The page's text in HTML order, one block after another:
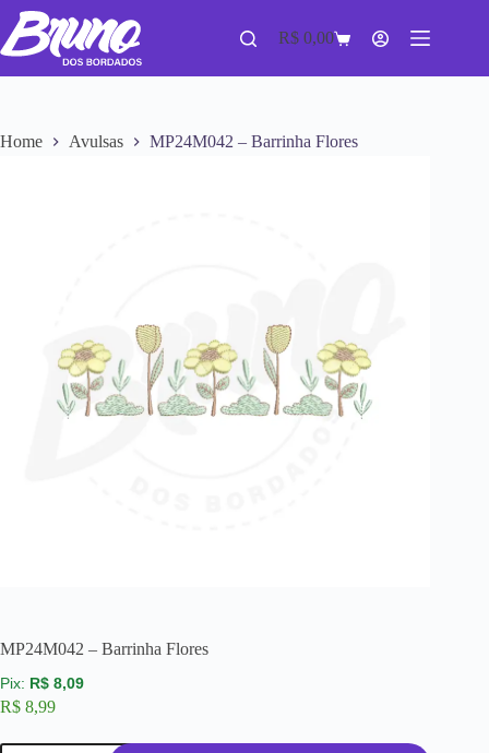
R$ 0,00
Home Avulsas MP24M042 – Barrinha Flores
MP24M042 – Barrinha Flores
R$ 8,09
R$ 8,99